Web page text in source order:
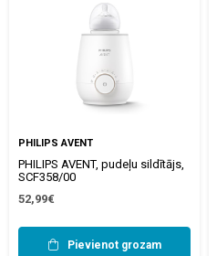
PHILIPS AVENT
PHILIPS AVENT, pudeļu sildītājs,
SCF358/00
52,99€
Pievienot grozam